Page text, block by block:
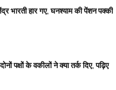
भारती हार गए, घनश्याम की पेंशन पक्की
पक्षों के वकीलों ने क्या तर्क दिए, पढ़िए